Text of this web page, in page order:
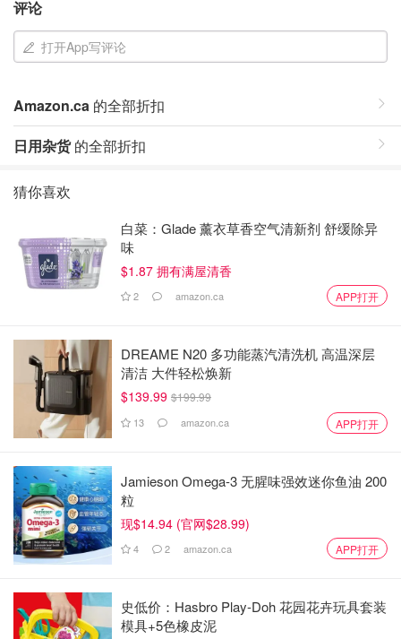
评论
打开App写评论
Amazon.ca 的全部折扣
日用杂货的全部折扣
猜你喜欢
白菜：Glade 薰衣草香空气清新剂 舒缓除异
味
$1.87 拥有满屋清香
2 amazon.ca APP打开
DREAME N20 多功能蒸汽清洗机 高温深层
清洁 大件轻松焕新
$139.99 $199.99
13 amazon.ca APP打开
Jamieson Omega-3 无腥味强效迷你鱼油 200
粒
现$14.94 (官网$28.99)
4 2 amazon.ca APP打开
史低价：Hasbro Play-Doh 花园花卉玩具套装
模具+5色橡皮泥